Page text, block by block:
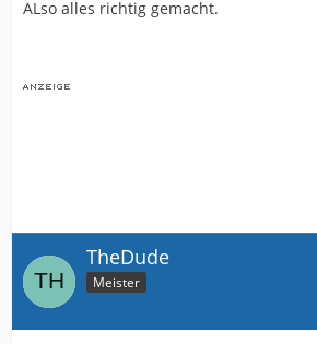
ALso alles richtig gemacht.
TheDude
Meister